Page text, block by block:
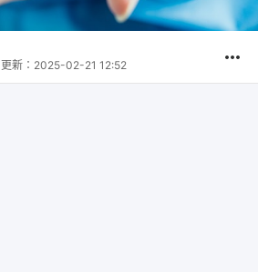
更新： 2025-02-21 12:52